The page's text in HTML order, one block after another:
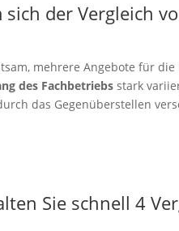
sich der Vergleich
mehrere Angebote für
des Fachbetriebs stark
das Gegenüberstellen
Sie schnell 4